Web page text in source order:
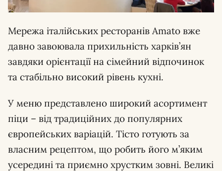
Мережа італійських ресторанів Amato вже
давно завоювала прихильність харків’ян
завдяки орієнтації на сімейний відпочинок
та стабільно високий рівень кухні.
У меню представлено широкий асортимент
піци – від традиційних до популярних
європейських варіацій. Тісто готують за
власним рецептом, що робить його м’яким
усередині та приємно хрустким зовні. Великі